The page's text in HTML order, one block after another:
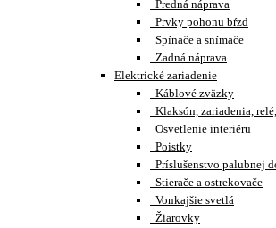
Predná náprava
Prvky pohonu bŕzd
Spínače a snímače
Zadná náprava
Elektrické zariadenie
Káblové zväzky
Klaksón, zariadenia,
Osvetlenie interiéru
Poistky
Príslušenstvo palubnej
Stierače a ostrekovače
Vonkajšie svetlá
Žiarovky